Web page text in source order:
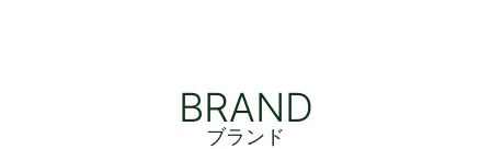
BRAND
ブランド